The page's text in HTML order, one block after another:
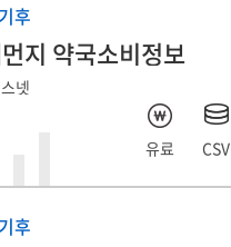
후
지 약국소비정보
넷
유료 CSV
후